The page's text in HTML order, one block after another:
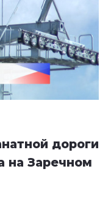
дороги
на Заречном